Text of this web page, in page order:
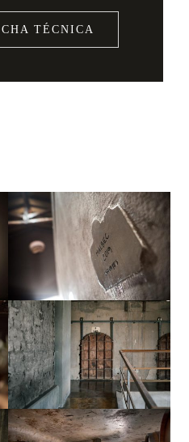
TÉCNICA